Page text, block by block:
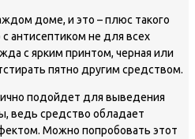
доме, и это – плюс такого
антисептиком не для всех
с ярким принтом, черная или
пятно другим средством.
подойдет для выведения
ведь средство обладает
Можно попробовать этот